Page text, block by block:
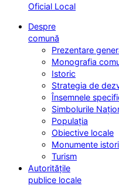
Oficial Local
Despre
comună
Prezentare
Monografia
Istoric
Strategia de
Însemnele
Simbolurile
Populația
Obiective locale
Monumente
Turism
Autoritățile
publice locale